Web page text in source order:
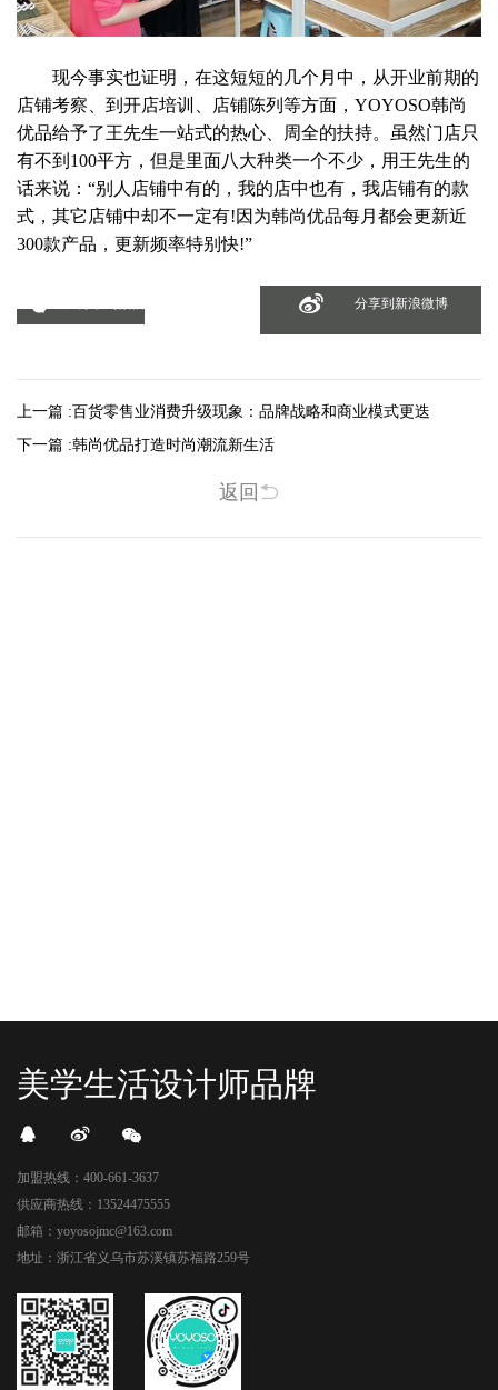
现今事实也证明，在这短短的几个月中，从开业前期的
店铺考察、到开店培训、店铺陈列等方面，YOYOSO韩尚
优品给予了王先生一站式的热心、周全的扶持。虽然门店只
有不到100平方，但是里面八大种类一个不少，用王先生的
话来说：“别人店铺中有的，我的店中也有，我店铺有的款
式，其它店铺中却不一定有!因为韩尚优品每月都会更新近
300款产品，更新频率特别快!”
分享到新浪微博
上一篇 :百货零售业消费升级现象：品牌战略和商业模式更迭
下一篇 :韩尚优品打造时尚潮流新生活
返回
美学生活设计师品牌
加盟热线：400-661-3637
供应商热线：13524475555
邮箱：yoyosojmc@163.com
地址：浙江省义乌市苏溪镇苏福路259号